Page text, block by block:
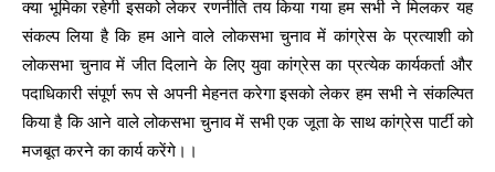
क्या भूमिका रहेगी इसको लेकर रणनीति तय किया गया हम सभी ने मिलकर यह
संकल्प लिया है कि हम आने वाले लोकसभा चुनाव में कांग्रेस के प्रत्याशी को
लोकसभा चुनाव में जीत दिलाने के लिए युवा कांग्रेस का प्रत्येक कार्यकर्ता और
पदाधिकारी संपूर्ण रूप से अपनी मेहनत करेगा इसको लेकर हम सभी ने संकल्पित
किया है कि आने वाले लोकसभा चुनाव में सभी एक जूता के साथ कांग्रेस पार्टी को
मजबूत करने का कार्य करेंगे।।